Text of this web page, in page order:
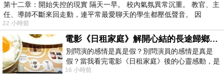
首先，要考慮玻璃屏風的用途與空間需求。你是
想要在客廳、臥室還是辦公室使用？根據不同的
空間需求，可以選擇不同高度、厚度和款式的玻
璃屏風，以達到最佳的分隔效果。
其次，融入整體室內風格也是重要的一點。玻璃
第十二章：開始失控的現實 隔天一早。 校內氣氛異常沉重。 教官、主
任、導師不斷來回走動，連平常最愛聊天的學生都壓低聲音。 因
22 小時前
電影《日租家庭》解開心結的長途歸鄉！能在電影院感受到地理的寬闊和人心的相鄰，真是太棒了！
別問演的感情是真是假？別問演員的感情是真是
假？當我看完電影《日租家庭》後的心靈感動，是
真的。詮釋的情感觸動了人心，就是真情
16 小時前